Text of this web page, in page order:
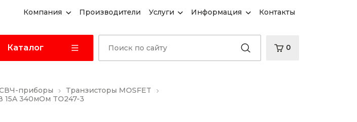
Компания Производители Услуги Информация Контакты
Каталог 0
приборы
Транзисторы MOSFET
15A 340мОм TO247-3